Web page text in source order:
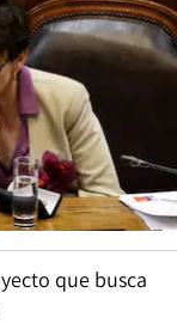
que busca